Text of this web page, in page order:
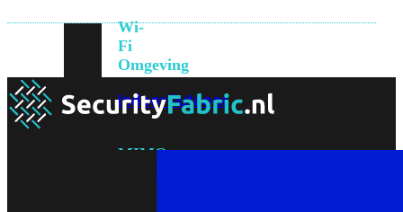
Wi-
Fi
Omgeving
IndoorOutdoor
MIMO